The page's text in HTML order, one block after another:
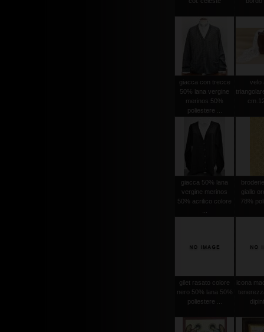
giacca con trecce
50% lana vergine
merinos 50%
poliestere ...
velo
giacca 50% lana
vergine merinos
50% acrilico colore
giallo
78%
gilet rasato colore
nero 50% lana 50%
poliestere ...
icona